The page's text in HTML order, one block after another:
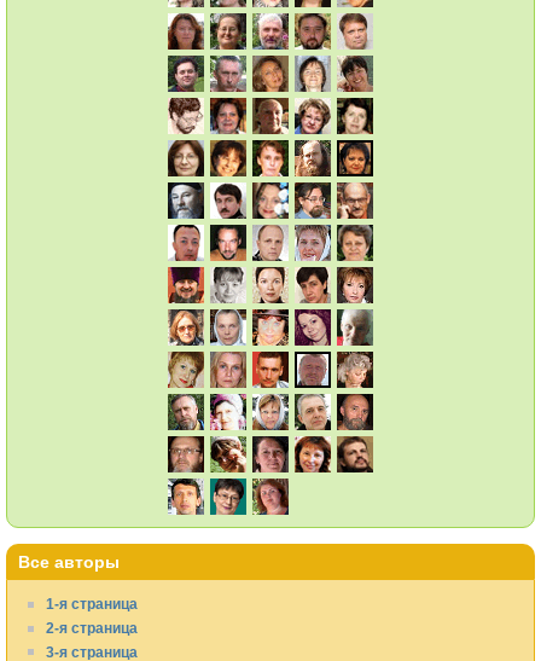
Все авторы
1-я страница
2-я страница
3-я страница